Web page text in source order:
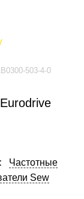
503-4-0
Частотные
Sew